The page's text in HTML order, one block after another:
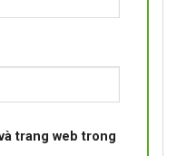
trang web trong